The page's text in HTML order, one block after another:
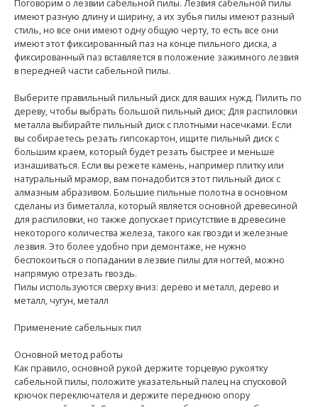
Поговорим о лезвии сабельной пилы. Лезвия сабельной пилы
имеют разную длину и ширину, а их зубья пилы имеют разный
стиль, но все они имеют одну общую черту, то есть все они
имеют этот фиксированный паз на конце пильного диска, а
фиксированный паз вставляется в положение зажимного лезвия
в передней части сабельной пилы.
Выберите правильный пильный диск для ваших нужд. Пилить по
дереву, чтобы выбрать большой пильный диск; Для распиловки
металла выбирайте пильный диск с плотными насечками. Если
вы собираетесь резать гипсокартон, ищите пильный диск с
большим краем, который будет резать быстрее и меньше
изнашиваться. Если вы режете камень, например плитку или
натуральный мрамор, вам понадобится этот пильный диск с
алмазным абразивом. Большие пильные полотна в основном
сделаны из биметалла, который является основной древесиной
для распиловки, но также допускает присутствие в древесине
некоторого количества железа, такого как гвозди и железные
лезвия. Это более удобно при демонтаже, не нужно
беспокоиться о попадании в лезвие пилы для ногтей, можно
напрямую отрезать гвоздь.
Пилы используются сверху вниз: дерево и металл, дерево и
металл, чугун, металл
Применение сабельных пил
Основной метод работы
Как правило, основной рукой держите торцевую рукоятку
сабельной пилы, положите указательный палец на спусковой
крючок переключателя и держите переднюю опору